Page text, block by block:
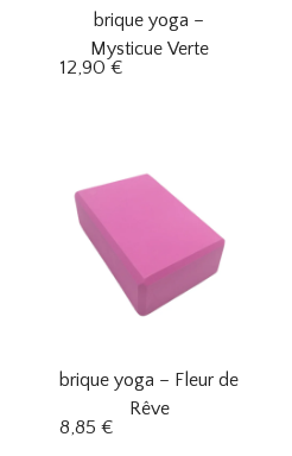
brique yoga –
Mysticue Verte
12,90 €
brique yoga – Fleur de
Rêve
8,85 €